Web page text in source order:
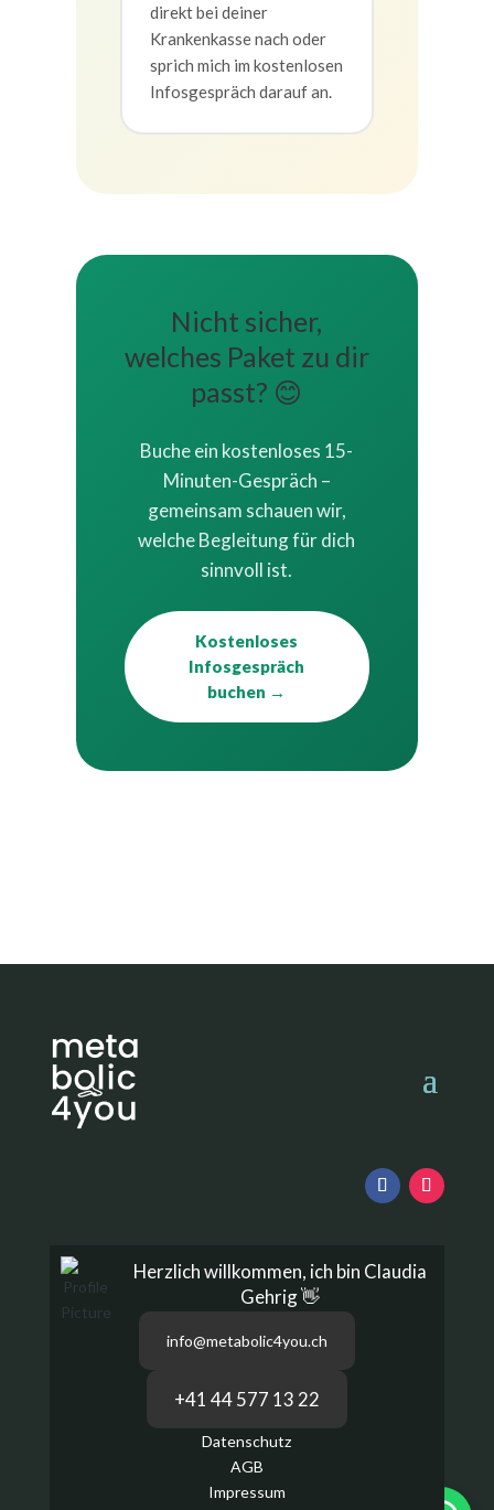
direkt bei deiner
Krankenkasse nach oder
sprich mich im kostenlosen
Infosgespräch darauf an.
Nicht sicher,
welches Paket zu dir
passt? 😊
Buche ein kostenloses 15-
Minuten-Gespräch –
gemeinsam schauen wir,
welche Begleitung für dich
sinnvoll ist.
Kostenloses
Infosgespräch
buchen →
Herzlich willkommen, ich bin Claudia
Gehrig 👋
info@metabolic4you.ch
+41 44 577 13 22
Datenschutz
AGB
Impressum